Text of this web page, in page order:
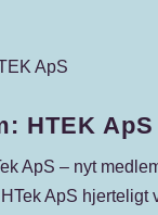
HTEK ApS
ApS – nyt
ApS hjerteligt